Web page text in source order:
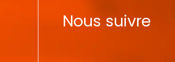
Nous suivre